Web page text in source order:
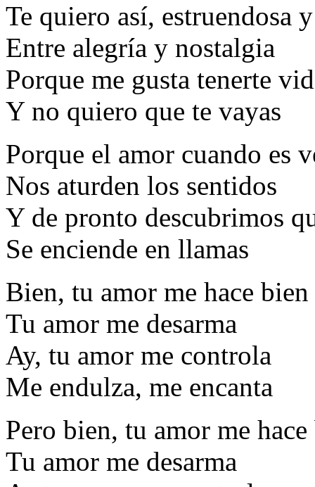
Te quiero así, estruendosa
Entre alegría y nostalgia
Porque me gusta tenerte
Y no quiero que te vayas
Porque el amor cuando es
Nos aturden los sentidos
Y de pronto descubrimos
Se enciende en llamas
Bien, tu amor me hace bien
Tu amor me desarma
Ay, tu amor me controla
Me endulza, me encanta
Pero bien, tu amor me
Tu amor me desarma